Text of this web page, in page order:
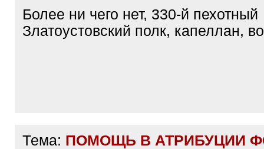
Более ни чего нет, 330-й пехотный
Златоустовский полк, капеллан,
Тема: ПОМОЩЬ В АТРИБУЦИИ